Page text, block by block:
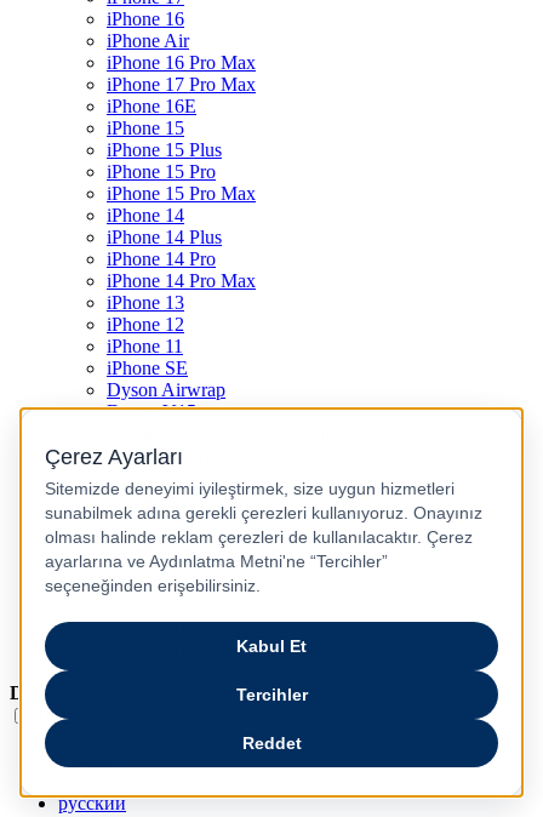
iPhone 16
iPhone Air
iPhone 16 Pro Max
iPhone 17 Pro Max
iPhone 16E
iPhone 15
iPhone 15 Plus
iPhone 15 Pro
iPhone 15 Pro Max
iPhone 14
iPhone 14 Plus
iPhone 14 Pro
iPhone 14 Pro Max
iPhone 13
iPhone 12
iPhone 11
iPhone SE
Dyson Airwrap
Dyson V15
Dyson Airstrait
Dyson V8
Samsung Galaxy S25
Samsung Galaxy S25 Ultra
PS5 / Playstation 5
PS4 / Playstation 4
Dil
Türkçe
русский